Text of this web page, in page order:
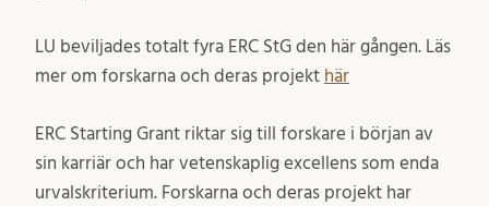
LU beviljades totalt fyra ERC StG den här gången. Läs
mer om forskarna och deras projekt här
ERC Starting Grant riktar sig till forskare i början av
sin karriär och har vetenskaplig excellens som enda
urvalskriterium. Forskarna och deras projekt har